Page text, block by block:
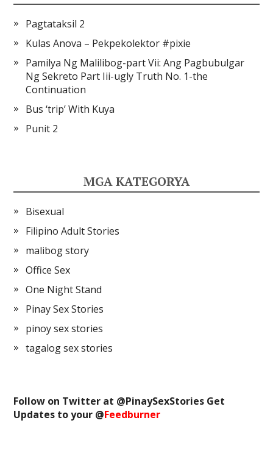
Pagtataksil 2
Kulas Anova – Pekpekolektor #pixie
Pamilya Ng Malilibog-part Vii: Ang Pagbubulgar
Ng Sekreto Part Iii-ugly Truth No. 1-the
Continuation
Bus ‘trip’ With Kuya
Punit 2
MGA KATEGORYA
Bisexual
Filipino Adult Stories
malibog story
Office Sex
One Night Stand
Pinay Sex Stories
pinoy sex stories
tagalog sex stories
Follow on Twitter at @PinaySexStories Get
Updates to your @Feedburner